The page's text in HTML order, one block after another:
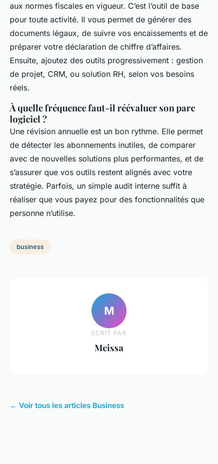
aux normes fiscales en vigueur. C’est l’outil de base
pour toute activité. Il vous permet de générer des
documents légaux, de suivre vos encaissements et de
préparer votre déclaration de chiffre d’affaires.
Ensuite, ajoutez des outils progressivement : gestion
de projet, CRM, ou solution RH, selon vos besoins
réels.
À quelle fréquence faut-il réévaluer son parc
logiciel ?
Une révision annuelle est un bon rythme. Elle permet
de détecter les abonnements inutiles, de comparer
avec de nouvelles solutions plus performantes, et de
s’assurer que vos outils restent alignés avec votre
stratégie. Parfois, un simple audit interne suffit à
réaliser que vous payez pour des fonctionnalités que
personne n’utilise.
business
M
ECRIT PAR
Meissa
← Voir tous les articles Business